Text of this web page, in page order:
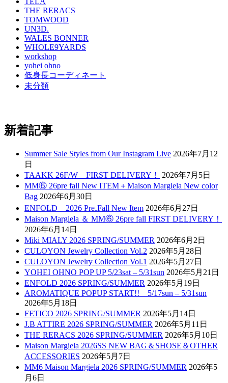
THE RERACS
TOMWOOD
UN3D.
WALES BONNER
WHOLE9YARDS
workshop
yohei ohno
低身長コーディネート
未分類
新着記事
Summer Sale Styles from Our Instagram Live 2026年7月12
日
TAAKK 26F/W FIRST DELIVERY！
2026年7月5日
MM⑥ 26pre fall New ITEM＋Maison Margiela New color
Bag 2026年6月30日
ENFOLD 2026 Pre₋Fall New Item 2026年6月27日
Maison Margiela ＆ MM⑥ 26pre fall FIRST DELIVERY！
2026年6月14日
Miki MIALY 2026 SPRING/SUMMER 2026年6月2日
CULOYON Jewelry Collection Vol.2 2026年5月28日
CULOYON Jewelry Collection Vol.1 2026年5月27日
YOHEI OHNO POP UP 5/23sat – 5/31sun 2026年5月21日
ENFOLD 2026 SPRING/SUMMER 2026年5月19日
AROMATIQUE POPUP START!! 5/17sun – 5/31sun
2026年5月18日
FETICO 2026 SPRING/SUMMER 2026年5月14日
J.B ATTIRE 2026 SPRING/SUMMER 2026年5月11日
THE RERACS 2026 SPRING/SUMMER 2026年5月10日
Maison Margiela 2026SS NEW BAG＆SHOSE＆OTHER
ACCESSORIES 2026年5月7日
MM6 Maison Margiela 2026 SPRING/SUMMER 2026年5
月6日